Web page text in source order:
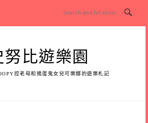
努比遊樂園
控老母和搗蛋鬼女兒可樂娜的遊樂札記